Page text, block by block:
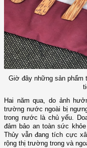
Giờ đây những sản
Hai năm qua, do ảnh
trường nước ngoài bị
trong nước là chủ yếu.
đảm bảo an toàn sức
Thủy vẫn đang tích cực
rộng thị trường trong và